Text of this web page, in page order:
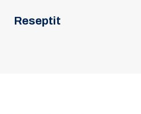
Reseptit